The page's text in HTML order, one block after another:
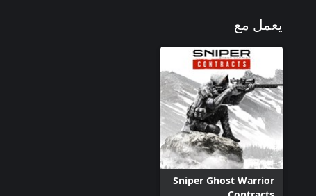
يعمل مع
Sniper Ghost Warrior